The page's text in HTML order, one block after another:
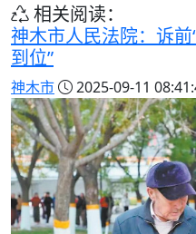
相关阅读：
神木市人民法院：诉前
到位”
神木市 2025-09-11